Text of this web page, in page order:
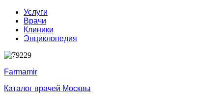
Услуги
Врачи
Клиники
Энциклопедия
Farmamir
Каталог врачей Москвы